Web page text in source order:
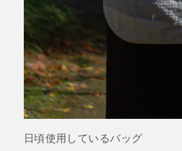
日頃使用しているバッグ